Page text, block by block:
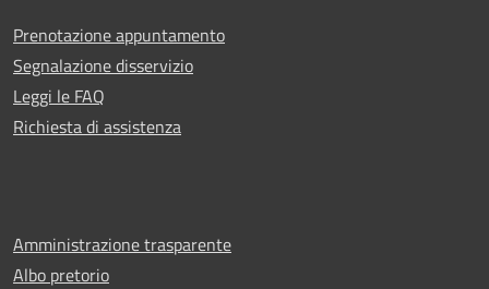
Prenotazione appuntamento
Segnalazione disservizio
Leggi le FAQ
Richiesta di assistenza
Amministrazione trasparente
Albo pretorio